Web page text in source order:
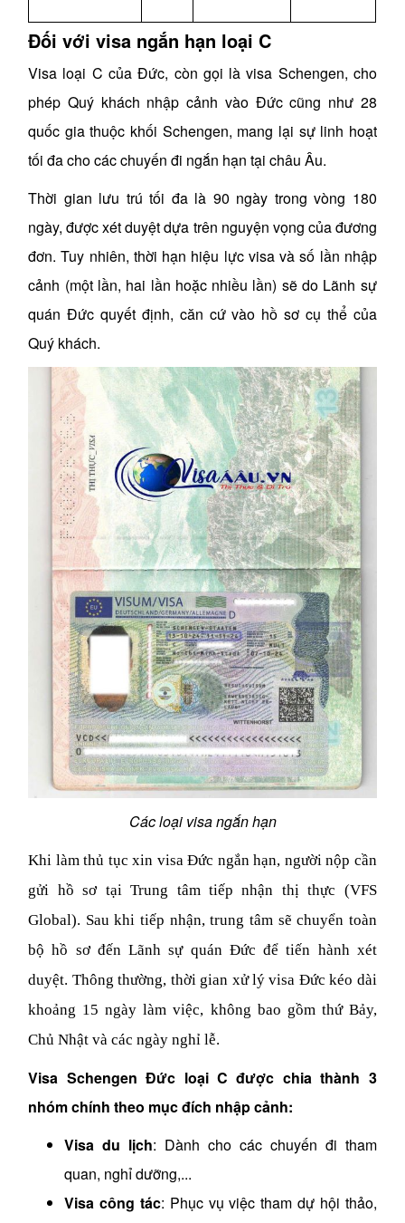
Đối với visa ngắn hạn loại C
Visa loại C của Đức, còn gọi là visa Schengen, cho
phép Quý khách nhập cảnh vào Đức cũng như 28
quốc gia thuộc khối Schengen, mang lại sự linh hoạt
tối đa cho các chuyến đi ngắn hạn tại châu Âu.
Thời gian lưu trú tối đa là 90 ngày trong vòng 180
ngày, được xét duyệt dựa trên nguyện vọng của đương
đơn. Tuy nhiên, thời hạn hiệu lực visa và số lần nhập
cảnh (một lần, hai lần hoặc nhiều lần) sẽ do Lãnh sự
quán Đức quyết định, căn cứ vào hồ sơ cụ thể của
Quý khách.
Các loại visa ngắn hạn
Khi làm thủ tục xin visa Đức ngắn hạn, người nộp cần
gửi hồ sơ tại Trung tâm tiếp nhận thị thực (VFS
Global). Sau khi tiếp nhận, trung tâm sẽ chuyển toàn
bộ hồ sơ đến Lãnh sự quán Đức để tiến hành xét
duyệt. Thông thường, thời gian xử lý visa Đức kéo dài
khoảng 15 ngày làm việc, không bao gồm thứ Bảy,
Chủ Nhật và các ngày nghỉ lễ.
Visa Schengen Đức loại C được chia thành 3
nhóm chính theo mục đích nhập cảnh:
Visa du lịch: Dành cho các chuyến đi tham
quan, nghỉ dưỡng,...
Visa công tác: Phục vụ việc tham dự hội thảo,